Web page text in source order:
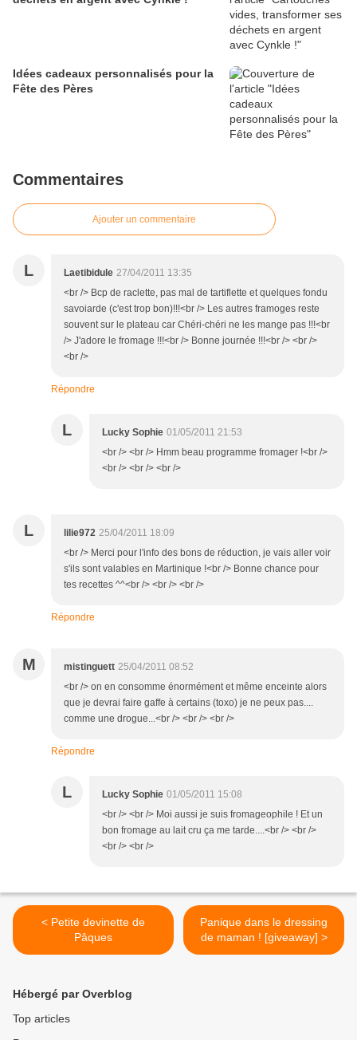
Idées cadeaux personnalisés pour la
Fête des Pères
Commentaires
Ajouter un commentaire
L Laetibidule 27/04/2011 13:35
<br /> Bcp de raclette, pas mal de tartiflette et quelques fondu
savoiarde (c'est trop bon)!!!<br /> Les autres framoges reste
souvent sur le plateau car Chéri-chéri ne les mange pas !!!<br
/> J'adore le fromage !!!<br /> Bonne journée !!!<br /> <br />
<br />
Répondre
L Lucky Sophie 01/05/2011 21:53
<br /> <br /> Hmm beau programme fromager !<br />
<br /> <br /> <br />
L lilie972 25/04/2011 18:09
<br /> Merci pour l'info des bons de réduction, je vais aller voir
s'ils sont valables en Martinique !<br /> Bonne chance pour
tes recettes ^^<br /> <br /> <br />
Répondre
M mistinguett 25/04/2011 08:52
<br /> on en consomme énormément et même enceinte alors
que je devrai faire gaffe à certains (toxo) je ne peux pas....
comme une drogue...<br /> <br /> <br />
Répondre
L Lucky Sophie 01/05/2011 15:08
<br /> <br /> Moi aussi je suis fromageophile ! Et un
bon fromage au lait cru ça me tarde....<br /> <br />
<br /> <br />
< Petite devinette de
Pâques
Panique dans le dressing
de maman ! [giveaway] >
Hébergé par Overblog
Top articles